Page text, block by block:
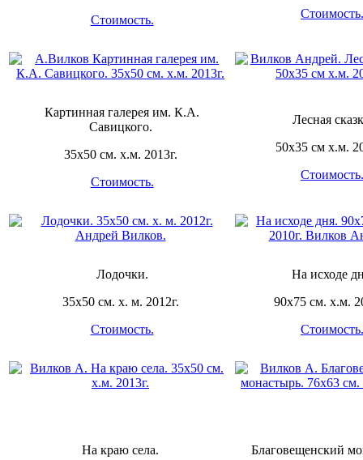
Стоимость.
Стоимость.
Картинная галерея им. К.А.
Савицкого.
35х50 см. х.м. 2013г.
Стоимость.
Лесная
50х35 см х.м.
Стоимость.
Лодочки.
35х50 см. х. м. 2012г.
Стоимость.
На исходе
90х75 см. х.м.
Стоимость.
На краю села.
Благовещенский